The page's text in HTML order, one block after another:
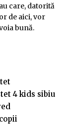
care, datorită
de aici, vor
bună.
4 kids sibiu